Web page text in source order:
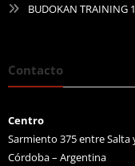
BUDOKAN TRAINING
Contacto
Centro
Sarmiento 375 entre Salta
Córdoba – Argentina